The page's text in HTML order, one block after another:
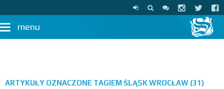
menu
ARTYKUŁY OZNACZONE TAGIEM ŚLĄSK WROCŁAW (31)